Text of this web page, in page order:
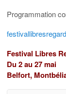
Programmation
Festival Libres
Du 2 au 27 mai
Belfort,